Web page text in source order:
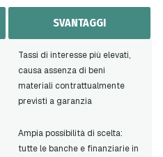
SVANTAGGI
Tassi di interesse più elevati,
causa assenza di beni
materiali contrattualmente
previsti a garanzia
Ampia possibilità di scelta:
tutte le banche e finanziarie in